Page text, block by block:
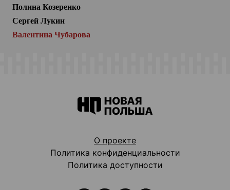
Полина Козеренко
Сергей Лукин
Валентина Чубарова
О проекте
Политика конфиденциальности
Политика доступности